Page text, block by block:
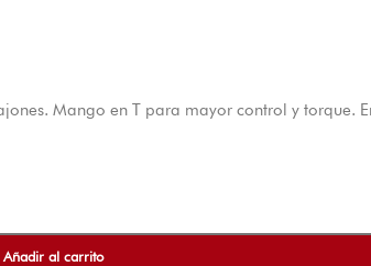
Mango en T para mayor control y torque.
Añadir al carrito